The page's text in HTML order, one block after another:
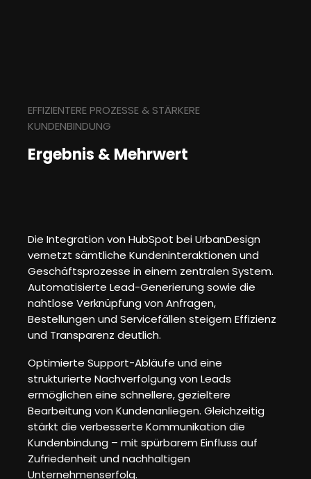
EFFIZIENTERE PROZESSE & STÄRKERE
KUNDENBINDUNG
Ergebnis & Mehrwert
Die Integration von HubSpot bei UrbanDesign
vernetzt sämtliche Kundeninteraktionen und
Geschäftsprozesse in einem zentralen System.
Automatisierte Lead-Generierung sowie die
nahtlose Verknüpfung von Anfragen,
Bestellungen und Servicefällen steigern Effizienz
und Transparenz deutlich.
Optimierte Support-Abläufe und eine
strukturierte Nachverfolgung von Leads
ermöglichen eine schnellere, gezieltere
Bearbeitung von Kundenanliegen. Gleichzeitig
stärkt die verbesserte Kommunikation die
Kundenbindung – mit spürbarem Einfluss auf
Zufriedenheit und nachhaltigen
Unternehmenserfolg.